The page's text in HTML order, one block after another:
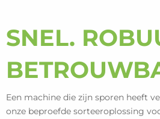
SNEL.
Een machine die zijn sporen heeft
onze beproefde sorteeroplossing